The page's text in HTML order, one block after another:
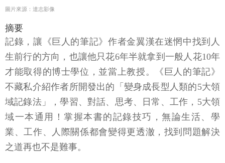
圖片來源：達志影像
摘要
記錄，讓《巨人的筆記》作者金翼漢在迷惘中找到人
生前行的方向，也讓他只花6年半就拿到一般人花10年
才能取得的博士學位，並當上教授。《巨人的筆記》
不藏私介紹作者所開發出的「變身成長型人類的5大領
域記錄法」，學習、對話、思考、日常、工作，5大領
域一本通用！掌握本書的記錄技巧，無論生活、學
業、工作、人際關係都會變得更透澈，找到問題解決
之道再也不是難事。